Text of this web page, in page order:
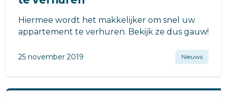
Hiermee wordt het makkelijker om snel uw
appartement te verhuren. Bekijk ze dus gauw!
25 november 2019 Nieuws